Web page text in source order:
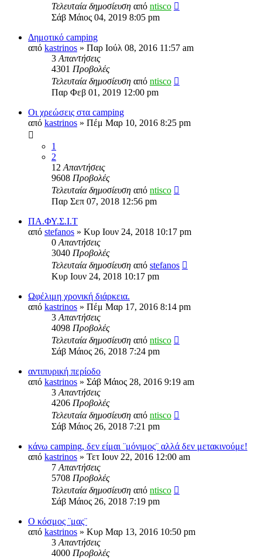
Τελευταία δημοσίευση από ntisco
Σάβ Μάιος 04, 2019 8:05 pm
Δημοτικό camping
από kastrinos » Παρ Ιούλ 08, 2016 11:57 am
3 Απαντήσεις
4301 Προβολές
Τελευταία δημοσίευση από ntisco
Παρ Φεβ 01, 2019 12:00 pm
Οι χρεώσεις στα camping
από kastrinos » Πέμ Μαρ 10, 2016 8:25 pm
1
2
12 Απαντήσεις
9608 Προβολές
Τελευταία δημοσίευση από ntisco
Παρ Σεπ 07, 2018 12:56 pm
ΠΑ.ΦΥ.Σ.Ι.Τ
από stefanos » Κυρ Ιουν 24, 2018 10:17 pm
0 Απαντήσεις
3040 Προβολές
Τελευταία δημοσίευση από stefanos
Κυρ Ιουν 24, 2018 10:17 pm
Ωφέλιμη χρονική διάρκεια.
από kastrinos » Πέμ Μαρ 17, 2016 8:14 pm
3 Απαντήσεις
4098 Προβολές
Τελευταία δημοσίευση από ntisco
Σάβ Μάιος 26, 2018 7:24 pm
αντιπυρική περίοδο
από kastrinos » Σάβ Μάιος 28, 2016 9:19 am
3 Απαντήσεις
4206 Προβολές
Τελευταία δημοσίευση από ntisco
Σάβ Μάιος 26, 2018 7:21 pm
κάνω camping, δεν είμαι ¨μόνιμος¨ αλλά δεν μετακινούμε!
από kastrinos » Τετ Ιουν 22, 2016 12:00 am
7 Απαντήσεις
5708 Προβολές
Τελευταία δημοσίευση από ntisco
Σάβ Μάιος 26, 2018 7:19 pm
Ο κόσμος ¨μας¨
από kastrinos » Κυρ Μαρ 13, 2016 10:50 pm
3 Απαντήσεις
4000 Προβολές